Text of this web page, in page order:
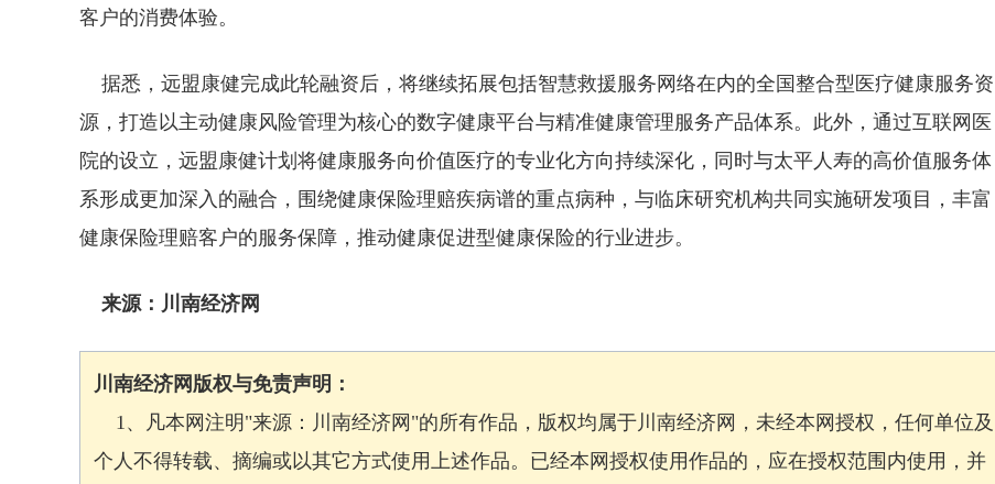
客户的消费体验。
据悉，远盟康健完成此轮融资后，将继续拓展包括智慧救援服务网络在内的全国整合型医疗健康服务资
源，打造以主动健康风险管理为核心的数字健康平台与精准健康管理服务产品体系。此外，通过互联网医
院的设立，远盟康健计划将健康服务向价值医疗的专业化方向持续深化，同时与太平人寿的高价值服务体
系形成更加深入的融合，围绕健康保险理赔疾病谱的重点病种，与临床研究机构共同实施研发项目，丰富
健康保险理赔客户的服务保障，推动健康促进型健康保险的行业进步。
来源：川南经济网
川南经济网版权与免责声明：
1、凡本网注明"来源：川南经济网"的所有作品，版权均属于川南经济网，未经本网授权，任何单位及
个人不得转载、摘编或以其它方式使用上述作品。已经本网授权使用作品的，应在授权范围内使用，并